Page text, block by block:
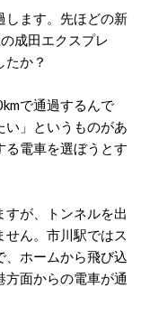
します。先ほどの新
成田エクスプレ
たか？
で通過するんで
い」というものがあ
る電車を選ぼうとす
が、トンネルを出
せん。市川駅ではス
、ホームから飛び込
面からの電車が通